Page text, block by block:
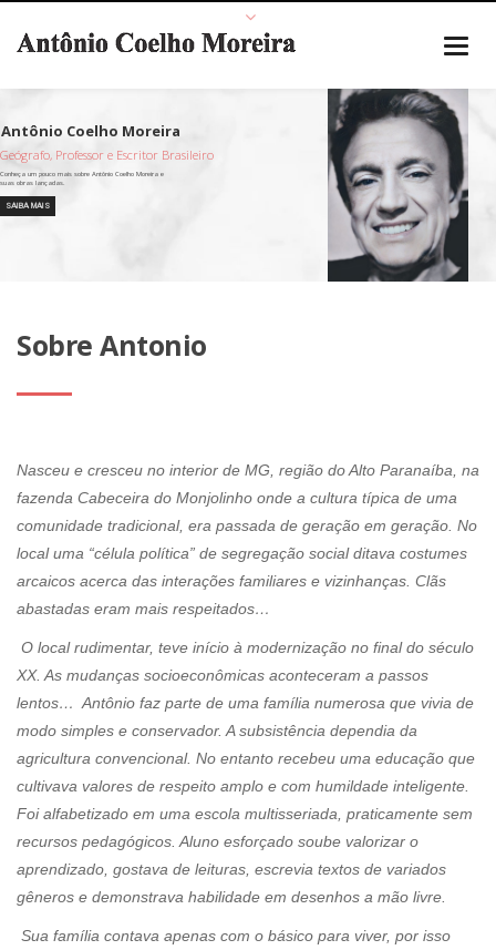
Geógrafo, Professor e Escritor Brasileiro
SAIBA MAIS
Sobre Antonio
Nasceu e cresceu no interior de MG, região do Alto Paranaíba, na
fazenda Cabeceira do Monjolinho onde a cultura típica de uma
comunidade tradicional, era passada de geração em geração. No
local uma “célula política” de segregação social ditava costumes
arcaicos acerca das interações familiares e vizinhanças. Clãs
abastadas eram mais respeitados…
O local rudimentar, teve início à modernização no final do século
XX. As mudanças socioeconômicas aconteceram a passos
lentos… Antônio faz parte de uma família numerosa que vivia de
modo simples e conservador. A subsistência dependia da
agricultura convencional. No entanto recebeu uma educação que
cultivava valores de respeito amplo e com humildade inteligente.
Foi alfabetizado em uma escola multisseriada, praticamente sem
recursos pedagógicos. Aluno esforçado soube valorizar o
aprendizado, gostava de leituras, escrevia textos de variados
gêneros e demonstrava habilidade em desenhos a mão livre.
Sua família contava apenas com o básico para viver, por isso